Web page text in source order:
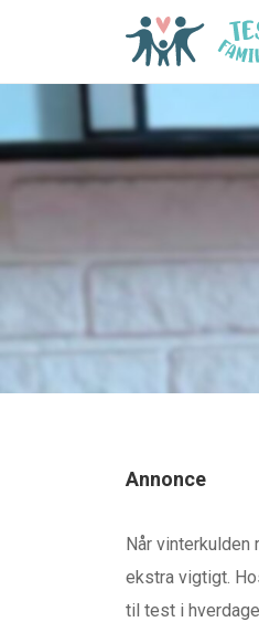
Annonce
Når
ekstra vigtigt.
til test i